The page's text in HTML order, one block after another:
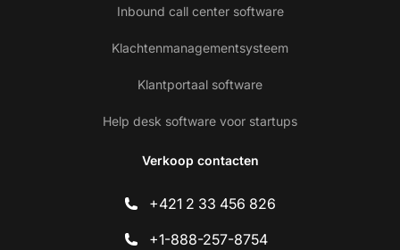
Inbound call center software
Klachtenmanagementsysteem
Klantportaal software
Help desk software voor startups
Verkoop contacten
+421 2 33 456 826
+1-888-257-8754